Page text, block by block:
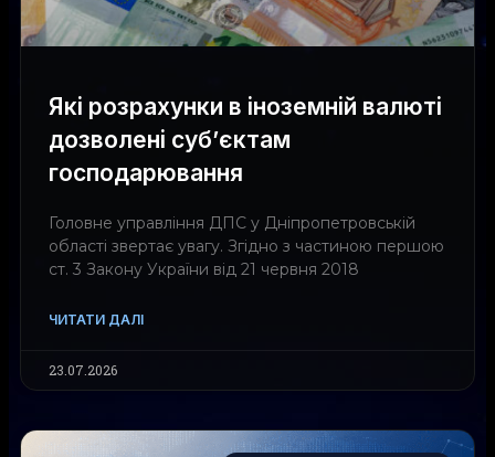
Які розрахунки в іноземній валюті
дозволені суб’єктам
господарювання
Головне управління ДПС у Дніпропетровській
області звертає увагу. Згідно з частиною першою
ст. 3 Закону України від 21 червня 2018
ЧИТАТИ ДАЛІ
23.07.2026